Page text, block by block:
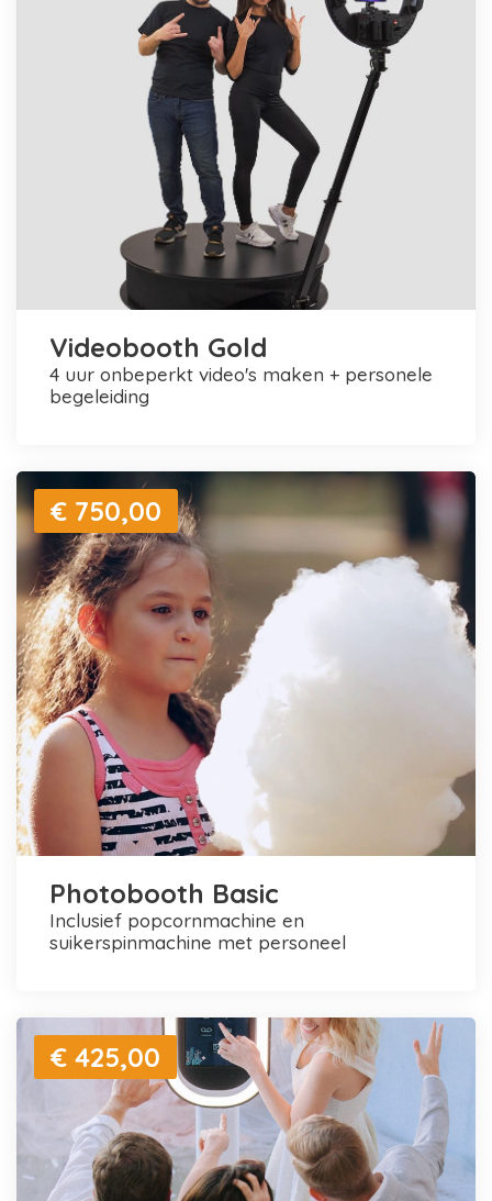
Videobooth Gold
4 uur onbeperkt video's maken + personele
begeleiding
€ 750,00
Photobooth Basic
inclusief popcornmachine en
suikerspinmachine met personeel
€ 425,00